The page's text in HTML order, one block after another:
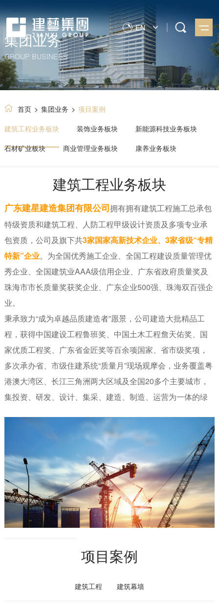
EN
集团业务
GROUP BUSINESS
建筑工程业务板块 装饰业务板块
新能源科技业务板块
石材矿业板块
商业管理业务板块 康养业务板块
首页 > 集团业务 > 项目案例
建筑工程业务板块
广东建星建造集团有限公司拥有拥有建筑工程施工总承包
特级资质和建筑工程、人防工程甲级设计资质及多项专业承
包资质，公司及旗下共3家国家高新技术企业、3家省级“专精
特新”企业。为全国优秀施工企业、全国工程建设质量管理优
秀企业、全国建筑业AAA级信用企业、广东省政府质量奖及
珠海市市长质量奖获奖企业、广东企业500强、珠海双百强企
业。
秉承致力“成为卓越品质建造者”愿景，公司建造大批精品工
程，获得中国建设工程鲁班奖、中国土木工程詹天佑奖、国
家优质工程奖、广东省金匠奖等百余项国家、省市级奖项，
多次承办省、市级住建系统“质量月”现场观摩会，业务覆盖粤
港澳大湾区、长江三角洲两大区域及全国20多个主要城市，
集投资、研发、设计、集采、建造、制造、运营为一体的绿
项目案例
建筑工程 建筑幕墙